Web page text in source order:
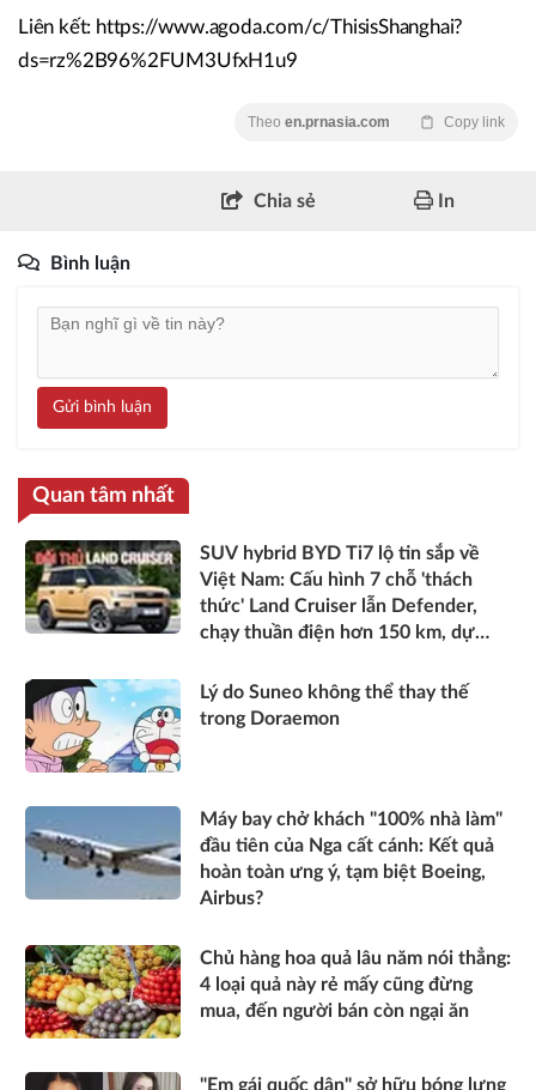
Liên kết: https://www.agoda.com/c/ThisisShanghai?
ds=rz%2B96%2FUM3UfxH1u9
Theo en.prnasia.com Copy link
Chia sẻ In
Bình luận
Gửi bình luận
Quan tâm nhất
SUV hybrid BYD Ti7 lộ tin sắp về
Việt Nam: Cấu hình 7 chỗ 'thách
thức' Land Cruiser lẫn Defender,
chạy thuần điện hơn 150 km, dự
Lý do Suneo không thể thay thế
trong Doraemon
Máy bay chở khách "100% nhà làm"
đầu tiên của Nga cất cánh: Kết quả
hoàn toàn ưng ý, tạm biệt Boeing,
Airbus?
Chủ hàng hoa quả lâu năm nói thẳng:
4 loại quả này rẻ mấy cũng đừng
mua, đến người bán còn ngại ăn
"Em gái quốc dân" sở hữu bóng lưng